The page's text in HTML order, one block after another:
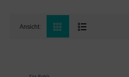
Ansicht: